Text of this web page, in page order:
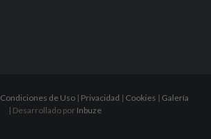
Condiciones de Uso| Privacidad | Cookies | Galería
| Desarrollado por Inbuze